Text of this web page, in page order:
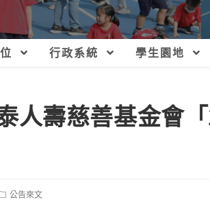
行政系統 學生園地
人壽慈善基金會
公告來文